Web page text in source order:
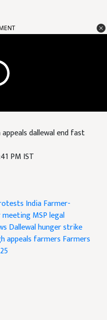
dallewal end fast
PM IST
IndiaFarmer-
MSP legal
Dallewal hunger strike
appeals farmers Farmers